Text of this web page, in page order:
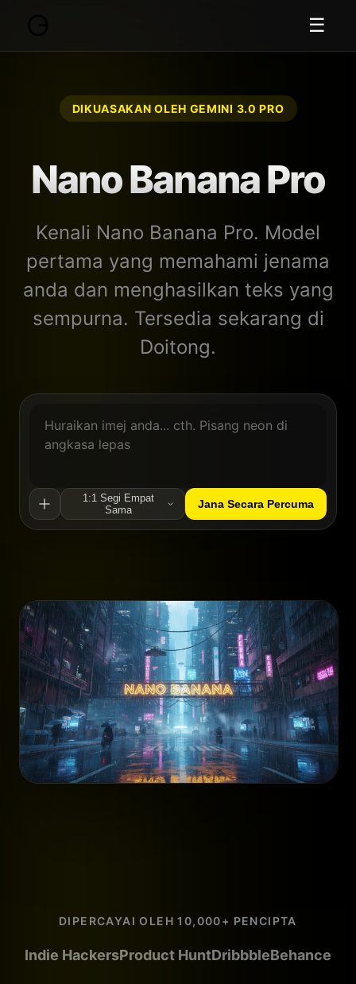
☰
DIKUASAKAN OLEH GEMINI 3.0 PRO
Nano Banana Pro
Kenali Nano Banana Pro. Model
pertama yang memahami jenama
anda dan menghasilkan teks yang
sempurna. Tersedia sekarang di
Doitong.
1:1 Segi Empat
Sama
Jana Secara Percuma
DIPERCAYAI OLEH 10,000+ PENCIPTA
Indie HackersProduct HuntDribbbleBehance